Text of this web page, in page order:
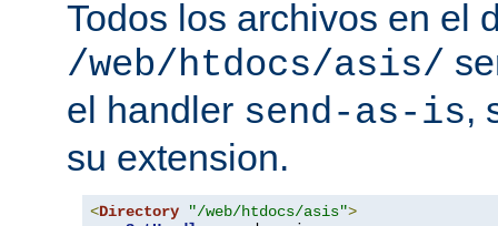
Todos los archivos en el
/web/htdocs/asis/
el handler send-as-is,
su extension.
<Directory "/web/htdocs/asis">